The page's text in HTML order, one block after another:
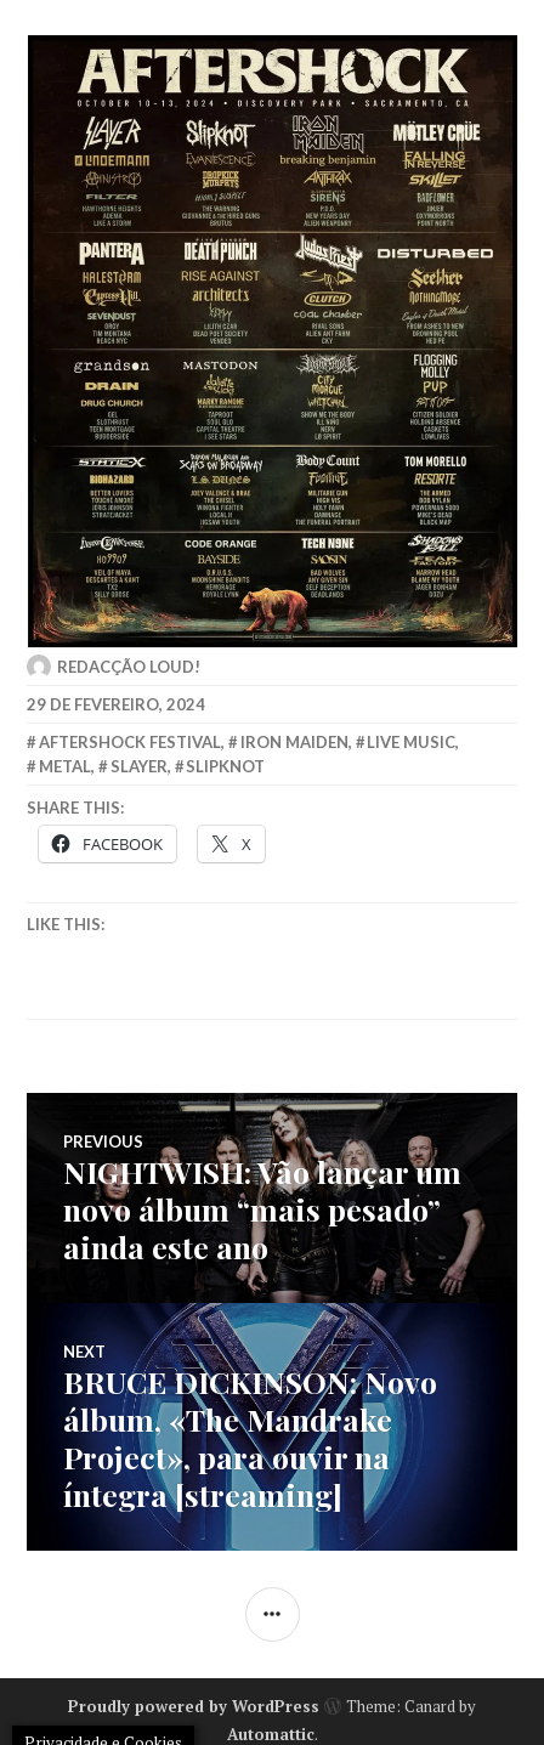
REDACÇÃO LOUD!
29 DE FEVEREIRO, 2024
AFTERSHOCK FESTIVAL, IRON MAIDEN, LIVE MUSIC,
METAL, SLAYER, SLIPKNOT
SHARE THIS:
FACEBOOK X
LIKE THIS:
Navegação
de
artigos
PREVIOUS
Previous
post:
NIGHTWISH: Vão lançar um
novo álbum “mais pesado”
ainda este ano
NEXT
Next
post:
BRUCE DICKINSON: Novo
álbum, «The Mandrake
Project», para ouvir na
íntegra [streaming]
SIDEBAR
Proudly powered by WordPress
Theme: Canard by
Automattic.